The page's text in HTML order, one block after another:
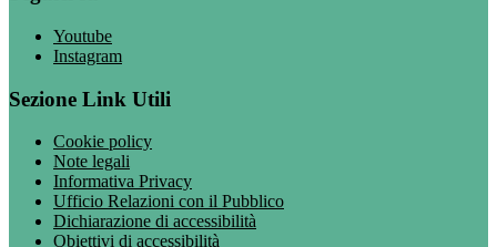
Youtube
Instagram
Sezione Link Utili
Cookie policy
Note legali
Informativa Privacy
Ufficio Relazioni con il Pubblico
Dichiarazione di accessibilità
Obiettivi di accessibilità